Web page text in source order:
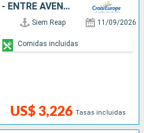
LE MÉKONG AUTREMENT - ENTRE AVENTURE ET SITES INCONTOURNABLES
Siem Reap 11/09/2026
US$ 3,226 Tasas incluidas
Comidas incluidas